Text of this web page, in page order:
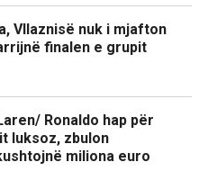
Vllaznisë nuk i mjafton
finalen e grupit
Ronaldo hap për
luksoz, zbulon
miliona euro